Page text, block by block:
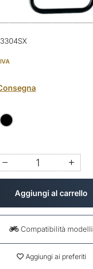
Aggiungi al carrello
Compatibilità modelli
Aggiungi ai preferiti